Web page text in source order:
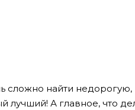
сложно найти
лучший! А главное, что